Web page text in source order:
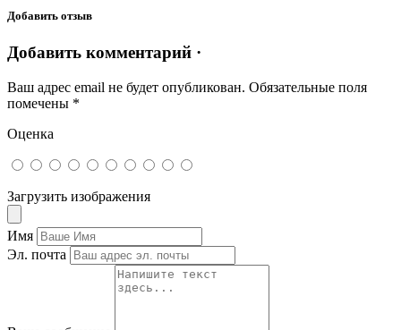
Добавить отзыв
Добавить комментарий ·
Ваш адрес email не будет опубликован. Обязательные поля
помечены *
Оценка
Загрузить изображения
Имя
Эл. почта